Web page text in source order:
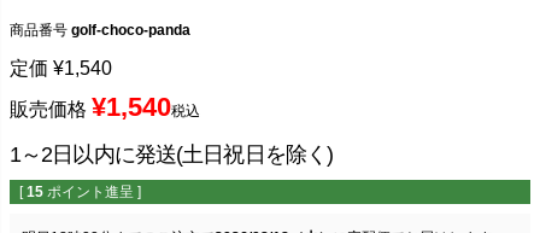
商品番号 golf-choco-panda
定価 ¥1,540
販売価格 ¥1,540税込
1～2日以内に発送(土日祝日を除く)
[ 15 ポイント進呈 ]